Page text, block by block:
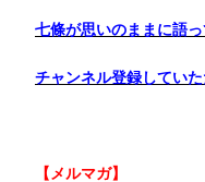
七條が思いのままに語っ
チャンネル登録してい
【メルマガ】